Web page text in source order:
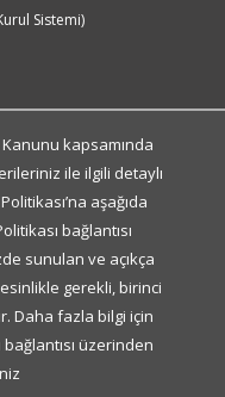
Kanunu kapsamında
ile ilgili detaylı
aşağıda
bağlantısı
sunulan ve açıkça
gerekli, birinci
Daha fazla bilgi için
üzerinden
Sistemi)